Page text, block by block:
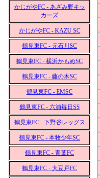
かじがやFC - あざみ野キッ
カーズ
かじがやFC - KAZU SC
鶴見東FC - 元石川SC
鶴見東FC - 横浜かもめSC
鶴見東FC - 藤の木SC
鶴見東FC - EMSC
鶴見東FC - 六浦毎日SS
鶴見東FC - 下野谷レッグス
鶴見東FC - 本牧少年SC
鶴見東FC - 青葉FC
鶴見東FC - 大豆戸FC